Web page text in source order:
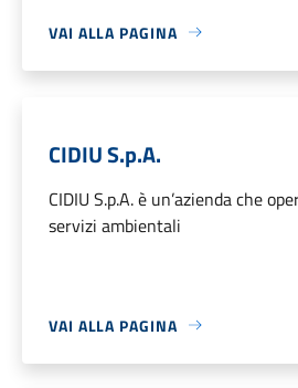
VAI ALLA PAGINA
CIDIU S.p.A.
CIDIU S.p.A. è un’azienda che
servizi ambientali
VAI ALLA PAGINA